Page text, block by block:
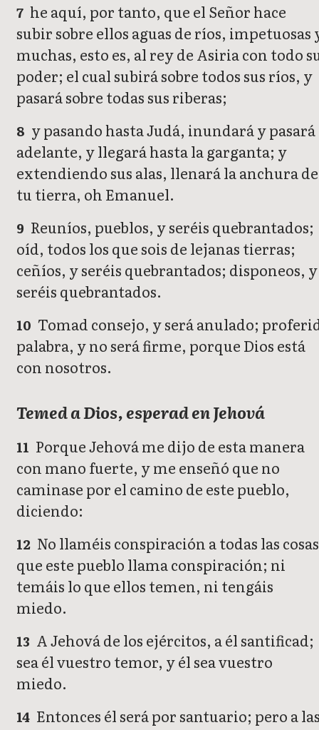
7 he aquí, por tanto, que el Señor hace
subir sobre ellos aguas de ríos, impetuosas
muchas, esto es, al rey de Asiria con todo
poder; el cual subirá sobre todos sus ríos, y
pasará sobre todas sus riberas;
8 y pasando hasta Judá, inundará y pasará
adelante, y llegará hasta la garganta; y
extendiendo sus alas, llenará la anchura de
tu tierra, oh Emanuel.
9 Reuníos, pueblos, y seréis quebrantados;
oíd, todos los que sois de lejanas tierras;
ceñíos, y seréis quebrantados; disponeos, y
seréis quebrantados.
10 Tomad consejo, y será anulado;
palabra, y no será firme, porque Dios está
con nosotros.
Temed a Dios, esperad en Jehová
11 Porque Jehová me dijo de esta manera
con mano fuerte, y me enseñó que no
caminase por el camino de este pueblo,
diciendo:
12 No llaméis conspiración a todas las cosas
que este pueblo llama conspiración; ni
temáis lo que ellos temen, ni tengáis
miedo.
13 A Jehová de los ejércitos, a él santificad;
sea él vuestro temor, y él sea vuestro
miedo.
14 Entonces él será por santuario; pero a